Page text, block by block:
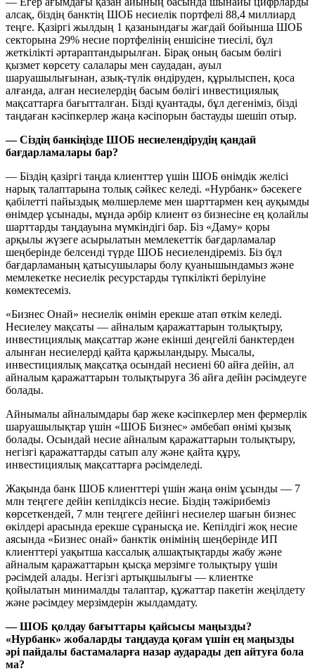
алсақ, біздің банктің ШОБ несиелік портфелі 88,4 миллиард
теңге. Қазіргі жылдың 1 қазанындағы жағдай бойынша ШОБ
секторына 29% несие портфелінің еншісіне тиесілі, бұл
жеткілікті әртараптандырылған. Бірақ оның басым бөлігі
қызмет көрсету салалары мен саудадан, ауыл
шаруашылығынан, азық-түлік өндіруден, құрылыспен, қоса
алғанда, алған несиелердің басым бөлігі инвестициялық
мақсаттарға бағытталған. Бізді қуантады, бұл дегеніміз, бізді
таңдаған кәсіпкерлер жаңа кәсіпорын бастауды шешіп отыр.
— Сіздің банкіңізде ШОБ несиелендірудің қандай
бағдарламалары бар?
— Біздің қазіргі таңда клиенттер үшін ШОБ өнімдік желісі
нарық талаптарына толық сәйкес келеді. «Нурбанк» бәсекеге
қабілетті пайыздық мөлшерлеме мен шарттармен кең ауқымды
өнімдер ұсынады, мұнда әрбір клиент өз бизнесіне ең қолайлы
шарттарды таңдауына мүмкіндігі бар. Біз «Даму» қоры
арқылы жүзеге асырылатын мемлекеттік бағдарламалар
шеңберінде белсенді түрде ШОБ несиелендіреміз. Біз бұл
бағдарламаның қатысушылары болу қуанышындамыз және
мемлекетке несиелік ресурстарды түпкілікті берілуіне
көмектесеміз.
«Бизнес Онай» несиелік өнімін ерекше атап өткім келеді.
Несиелеу мақсаты — айналым қаражаттарын толықтыру,
инвестициялық мақсаттар және екінші деңгейлі банктерден
алынған несиелерді қайта қаржыландыру. Мысалы,
инвестициялық мақсатқа осындай несиені 60 айға дейін, ал
айналым қаражаттарын толықтыруға 36 айға дейін рәсімдеуге
болады.
Айнымалы айналымдары бар жеке кәсіпкерлер мен фермерлік
шаруашылықтар үшін «ШОБ Бизнес» әмбебап өнімі қызық
болады. Осындай несие айналым қаражаттарын толықтыру,
негізгі қаражаттарды сатып алу және қайта құру,
инвестициялық мақсаттарға рәсімделеді.
Жақында банк ШОБ клиенттері үшін жаңа өнім ұсынды — 7
млн теңгеге дейін кепілдіксіз несие. Біздің тәжірибеміз
көрсеткендей, 7 млн теңгеге дейінгі несиелер шағын бизнес
өкілдері арасында ерекше сұранысқа ие. Кепілдігі жоқ несие
аясында «Бизнес онай» банктік өнімінің шеңберінде ИП
клиенттері уақытша кассалық алшақтықтарды жабу және
айналым қаражаттарын қысқа мерзімге толықтыру үшін
рәсімдей алады. Негізгі артықшылығы — клиентке
қойылатын минималды талаптар, құжаттар пакетін жеңілдету
және рәсімдеу мерзімдерін жылдамдату.
— ШОБ қолдау бағыттары қайсысы маңызды?
«Нурбанк» жобаларды таңдауда қоғам үшін ең маңызды
әрі пайдалы бастамаларға назар аударады деп айтуға бола
ма?